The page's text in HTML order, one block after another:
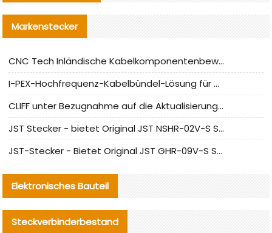
Markenstecker
CNC Tech Inländische Kabelkomponentenbewertung und Massenproduktionsanpassungsanleitung
I-PEX-Hochfrequenz-Kabelbündel-Lösung für die heimische Produktion analysiert
CLIFF unter Bezugnahme auf die Aktualisierung der chinesischen Stecker-Testnormen
JST Stecker - bietet Original JST NSHR-02V-S Stecker und Ersatzteile an
JST-Stecker - Bietet Original JST GHR-09V-S Stecker und Ersatzteile an
Elektronisches Bauteil
Steckverbinderbestand